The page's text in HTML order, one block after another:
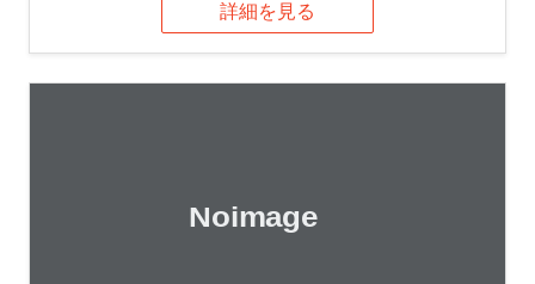
詳細を見る